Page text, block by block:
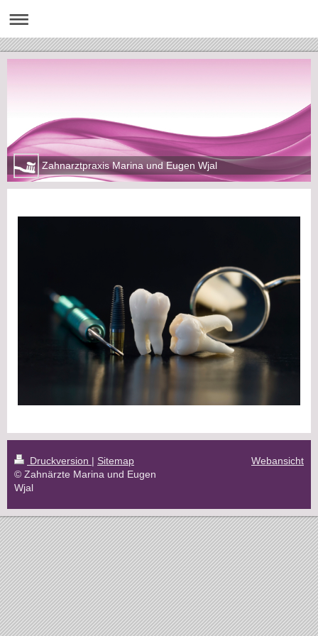
Zahnarztpraxis Marina und Eugen Wjal
Druckversion | Sitemap
© Zahnärzte Marina und Eugen
Wjal
Webansicht